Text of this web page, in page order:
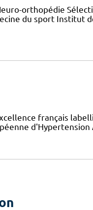
orthopédie
du sport Institut
français